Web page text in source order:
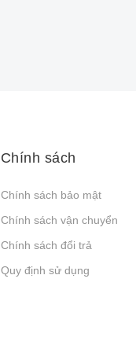
Chính sách
Chính sách bảo mật
Chính sách vận chuyển
Chính sách đổi trả
Quy định sử dụng